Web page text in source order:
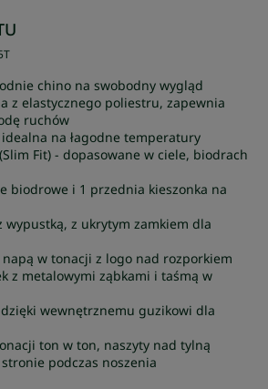
chino na swobodny wygląd
z elastycznego poliestru, zapewnia
ruchów
idealna na łagodne temperatury
Fit) - dopasowane w ciele, biodrach
biodrowe i 1 przednia kieszonka na
wypustką, z ukrytym zamkiem dla
napą w tonacji z logo nad rozporkiem
z metalowymi ząbkami i taśmą w
wewnętrznemu guzikowi dla
ton w ton, naszyty nad tylną
podczas noszenia